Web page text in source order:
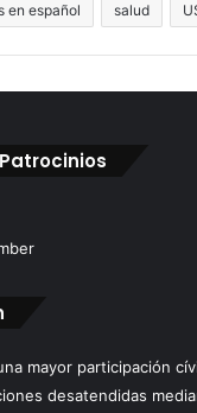
en español salud
mayor participación
desatendidas